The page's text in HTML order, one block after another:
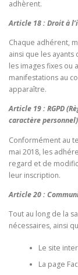
adhèrent.
Article 18 : Droit à
Chaque adhérent,
ainsi que les
les images fixes ou
manifestations au
apparaître.
Article 19 : RGPD
caractère personnel)
Conformément au
mai 2018, les
regard et de
leur inscription.
Article 20 :
Tout au long de la
nécessaires, ainsi
Le site
La page